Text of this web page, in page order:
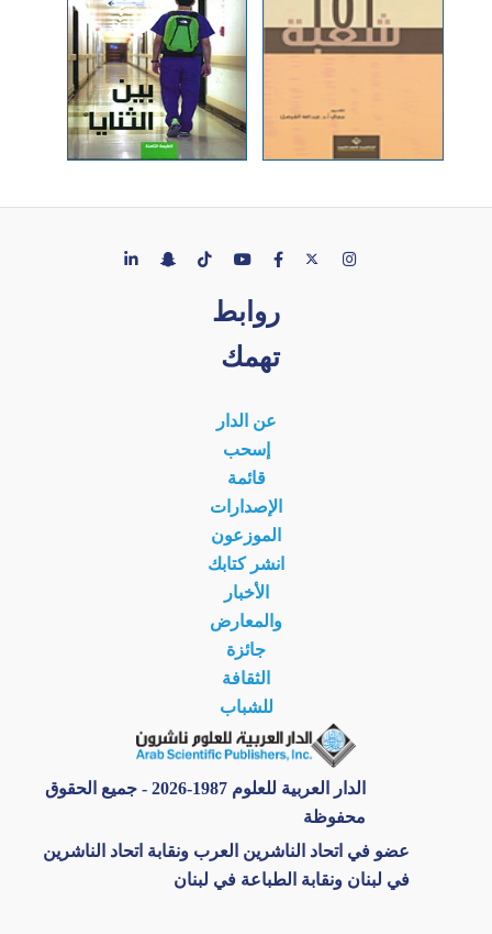
روابط
تهمك
عن الدار
إسحب
قائمة
الإصدارات
الموزعون
انشر كتابك
الأخبار
والمعارض
جائزة
الثقافة
للشباب
الدار العربية للعلوم 1987-2026 - جميع الحقوق
محفوظة
عضو في اتحاد الناشرين العرب ونقابة اتحاد الناشرين
في لبنان ونقابة الطباعة في لبنان